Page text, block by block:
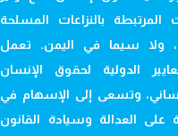
بالنزاعات المسلحة
ولا سيما في اليمن. تعمل
الدولية لحقوق الإنسان
وتسعى إلى الإسهام في
على العدالة وسيادة القانون